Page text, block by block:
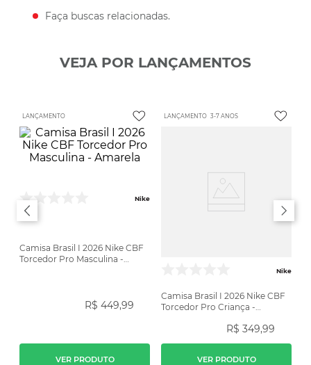
Faça buscas relacionadas.
VEJA POR LANÇAMENTOS
LANÇAMENTO
Nike
Camisa Brasil I 2026 Nike CBF
Torcedor Pro Masculina -
R$ 449,99
VER PRODUTO
LANÇAMENTO 3-7 ANOS
Nike
Camisa Brasil I 2026 Nike CBF
Torcedor Pro Criança -
R$ 349,99
VER PRODUTO